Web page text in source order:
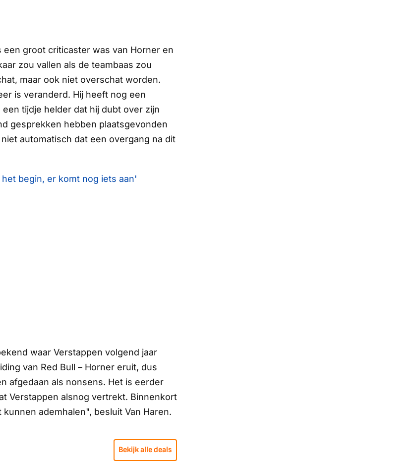
groot criticaster was van Horner en
zou vallen als de teambaas zou
maar ook niet overschat worden.
is veranderd. Hij heeft nog een
tijdje helder dat hij dubt over zijn
gesprekken hebben plaatsgevonden
automatisch dat een overgang na dit
begin, er komt nog iets aan'
waar Verstappen volgend jaar
van Red Bull – Horner eruit, dus
afgedaan als nonsens. Het is eerder
Verstappen alsnog vertrekt. Binnenkort
ademhalen", besluit Van Haren.
Bekijk alle deals